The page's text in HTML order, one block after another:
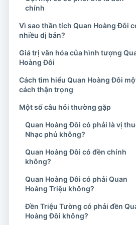
Trong thứ bậc
Thánh Cậu. Cách
chung vẫn được
Theo quan niệm
Bát Hải Động Đình
và hội nhập vào
ngưỡng dân gian
hùng lịch sử và
Riêng với Quan
mọi nơi thừa
Quan Hoàng Đôi
Ngài với Quan
Sự khác biệt ấy
còn lại hoàn toàn
chính
Vì sao thần tích Quan Hoàng Đôi
nhiều dị bản?
Giá trị văn hóa của hình tượng
Hoàng Đôi
Cách tìm hiểu Quan Hoàng Đôi
cách thận trọng
Một số câu hỏi thường gặp
Quan Hoàng Đôi có phải là vị
Nhạc phủ không?
Quan Hoàng Đôi có đền chính
không?
Quan Hoàng Đôi có phải Quan
Hoàng Triệu không?
Đền Triệu Tường có phải đền
Hoàng Đôi không?